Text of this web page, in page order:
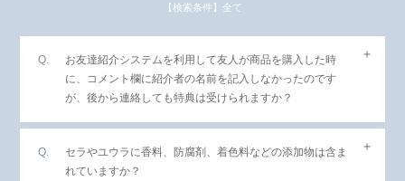
【検索条件】全て
お友達紹介システムを利用して友人が商品を購入した時
に、コメント欄に紹介者の名前を記入しなかったのです
が、後から連絡しても特典は受けられますか？
セラやユウラに香料、防腐剤、着色料などの添加物は含ま
れていますか？